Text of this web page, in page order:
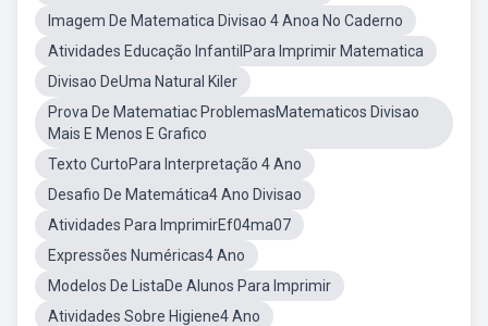
Imagem De Matematica Divisao 4 Anoa No Caderno
Atividades Educação InfantilPara Imprimir Matematica
Divisao DeUma Natural Kiler
Prova De Matematiac ProblemasMatematicos Divisao
Mais E Menos E Grafico
Texto CurtoPara Interpretação 4 Ano
Desafio De Matemática4 Ano Divisao
Atividades Para ImprimirEf04ma07
Expressões Numéricas4 Ano
Modelos De ListaDe Alunos Para Imprimir
Atividades Sobre Higiene4 Ano